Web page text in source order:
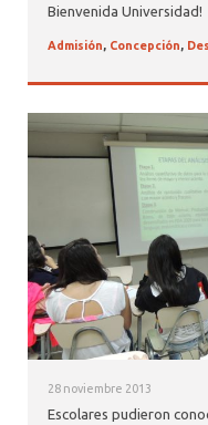
Bienvenida Universidad!
Admisión, Concepción,
28 noviembre 2013
Escolares pudieron